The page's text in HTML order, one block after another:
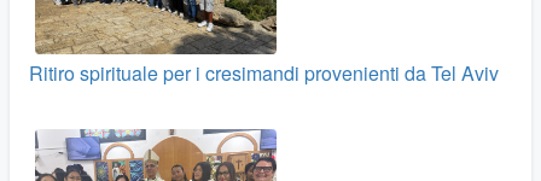
Ritiro spirituale per i cresimandi provenienti da Tel Aviv